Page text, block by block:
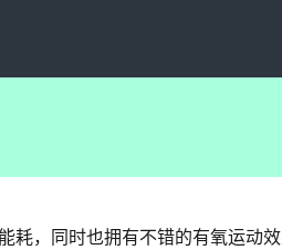
，同时也拥有不错的有氧运动效